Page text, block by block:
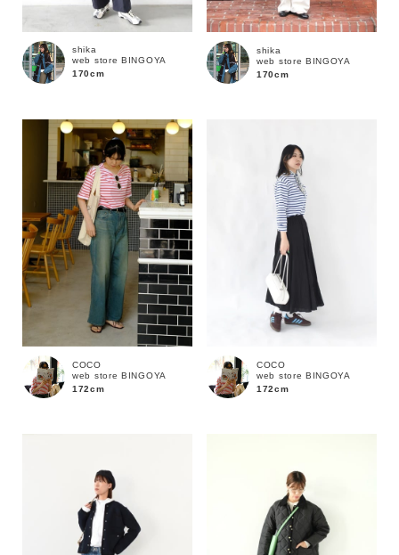
カラー
商品タイプ
通常商品 予約商品
セール価格 WEB限定
在庫あり 在庫なし含む
shika
web store BINGOYA
170cm
shika
web store BINGOYA
170cm
COCO
web store BINGOYA
172cm
COCO
web store BINGOYA
172cm